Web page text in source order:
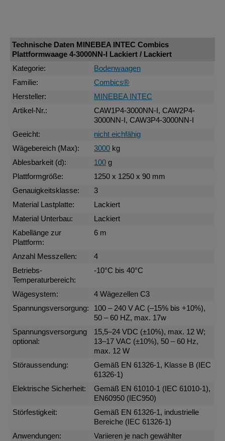
Technische Daten MINEBEA INTEC Combics
Plattformwaage 4-3000NN-I Lackiert / Lackiert
Kategorie:
Bodenwaagen
Familie:
Combics®
Hersteller:
MINEBEA INTEC
Artikel-Nr.:
CAW1P4-3000NN-I, CAW2P4-
3000NN-I, CAW3P4-3000NN-I
Geeicht:
nicht eichfähig
Wägebereich (Max):
3000 kg
Ablesbarkeit (d):
100 g
Plattformgröße:
1250 x 1250 x 90 mm
Genauigkeitsklasse:
3
Material Lastplatte:
Lackiert
Material Unterbau:
Lackiert
Kabellänge zur
Plattform:
6 m
Anzahl Messzellen:
4
Betriebs-
Temperaturbereich:
-10°C bis 40°C
Wägesystem:
4 Wägezellen C3
Spannungsversorgung:
100 – 240 V AC (–15% bis +10%),
50 – 60 HZ, max. 17w
Spannungsversorgung
optional:
15,5–24 VDC (±10%), max. 12 W;
13–17 VAC (±10%), 50 – 60 Hz,
max. 12 W
Störaussendung:
Gemäß EN 61326-1, Klasse B (IEC
61326-1)
Elektrische Sicherheit:
Gemäß EN 61010-1 (IEC 61010-1),
EN60950 (IEC950)
Störfestigkeit:
Gemäß EN 61326-1, industrielle
Bereiche (IEC 61326-1)
Anwendungen:
Variieren je nach gewählter